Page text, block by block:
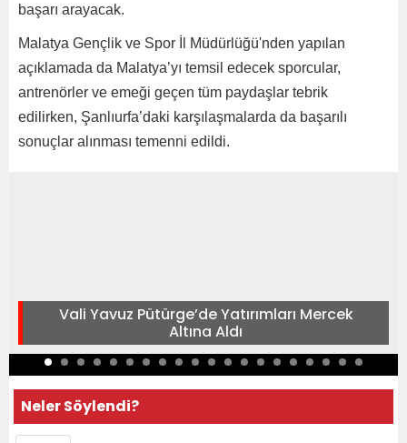
başarı arayacak.
Malatya Gençlik ve Spor İl Müdürlüğü'nden yapılan
açıklamada da Malatya’yı temsil edecek sporcular,
antrenörler ve emeği geçen tüm paydaşlar tebrik
edilirken, Şanlıurfa’daki karşılaşmalarda da başarılı
sonuçlar alınması temenni edildi.
Vali Yavuz Pütürge’de Yatırımları Mercek
Altına Aldı
Neler Söylendi?